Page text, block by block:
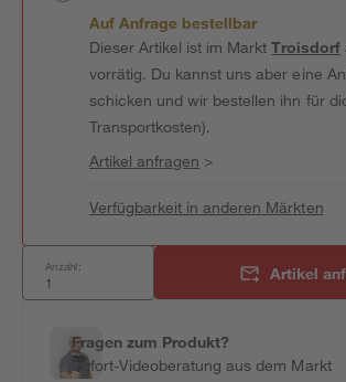
Auf Anfrage bestellbar
Dieser Artikel ist im MarktTroisdorf
vorrätig. Du kannst uns aber eine
schicken und wir bestellen ihn für
Transportkosten).
Artikel anfragen >
Verfügbarkeit in anderen Märkten
Anzahl: Artikel
Fragen zum Produkt?
Sofort-Videoberatung aus dem Markt